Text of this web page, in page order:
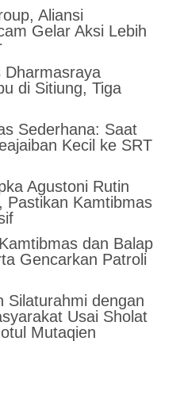
Aliansi
Gelar Aksi Lebih
Dharmasraya
di Sitiung, Tiga
Sederhana: Saat
Kecil ke SRT
Agustoni Rutin
Pastikan Kamtibmas
dan Balap
Gencarkan Patroli
Silaturahmi dengan
Usai Sholat
Mutaqien